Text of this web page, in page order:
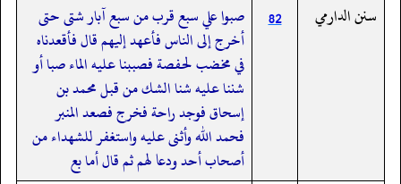
سنن الدارمي
82
صبوا علي سبع قرب من سبع آبار شتى حتى
أخرج إلى الناس فأعهد إليهم قال فأقعدناه
في مخضب لحفصة فصببنا عليه الماء صبا أو
شننا عليه شنا الشك من قبل محمد بن
إسحاق فوجد راحة فخرج فصعد المنبر
فحمد الله وأثنى عليه واستغفر للشهداء من
أصحاب أحد ودعا لهم ثم قال أما بع